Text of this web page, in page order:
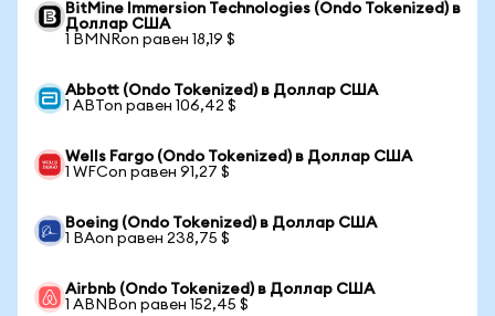
BitMine Immersion Technologies (Ondo Tokenized) в
Доллар США
1 BMNRon равен 18,19 $
Abbott (Ondo Tokenized) в Доллар США
1 ABTon равен 106,42 $
Wells Fargo (Ondo Tokenized) в Доллар США
1 WFCon равен 91,27 $
Boeing (Ondo Tokenized) в Доллар США
1 BAon равен 238,75 $
Airbnb (Ondo Tokenized) в Доллар США
1 ABNBon равен 152,45 $